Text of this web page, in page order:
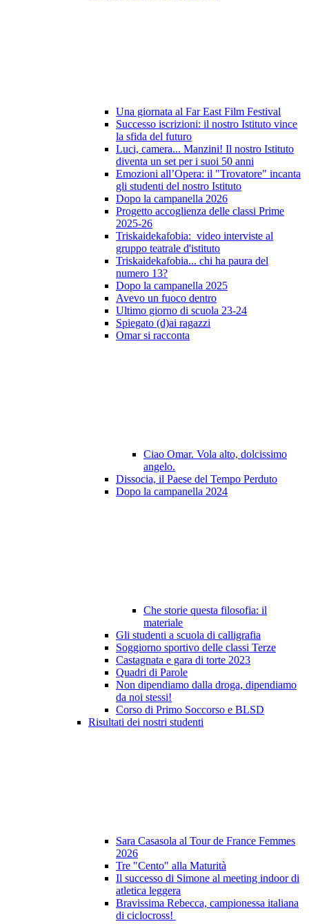
Una giornata al Far East Film Festival
Successo iscrizioni: il nostro Istituto vince
la sfida del futuro
Luci, camera... Manzini! Il nostro Istituto
diventa un set per i suoi 50 anni
Emozioni all’Opera: il "Trovatore" incanta
gli studenti del nostro Istituto
Dopo la campanella 2026
Progetto accoglienza delle classi Prime
2025-26
Triskaidekafobia: video interviste al
gruppo teatrale d'istituto
Triskaidekafobia... chi ha paura del
numero 13?
Dopo la campanella 2025
Avevo un fuoco dentro
Ultimo giorno di scuola 23-24
Spiegato (d)ai ragazzi
Omar si racconta
Ciao Omar. Vola alto, dolcissimo
angelo.
Dissocia, il Paese del Tempo Perduto
Dopo la campanella 2024
Che storie questa filosofia: il
materiale
Gli studenti a scuola di calligrafia
Soggiorno sportivo delle classi Terze
Castagnata e gara di torte 2023
Quadri di Parole
Non dipendiamo dalla droga, dipendiamo
da noi stessi!
Corso di Primo Soccorso e BLSD
Risultati dei nostri studenti
Sara Casasola al Tour de France Femmes
2026
Tre "Cento" alla Maturità
Il successo di Simone al meeting indoor di
atletica leggera
Bravissima Rebecca, campionessa italiana
di ciclocross!